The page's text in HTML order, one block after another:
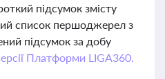
підсумок змісту
список першоджерел з
підсумок за добу
Платформи LIGA360.